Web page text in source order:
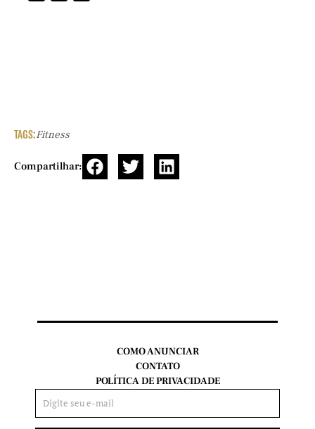
TAGS:Fitness
Compartilhar:
COMO ANUNCIAR
CONTATO
POLÍTICA DE PRIVACIDADE